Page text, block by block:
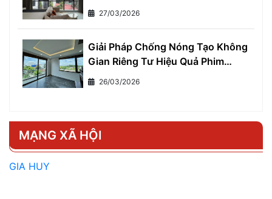
Làm Việc Thoải Mái và Hiệu Quả
27/03/2026
Giải Pháp Chống Nóng Tạo Không
Gian Riêng Tư Hiệu Quả Phim
Cách Nhiệt Một Chiều
26/03/2026
MẠNG XÃ HỘI
GIA HUY